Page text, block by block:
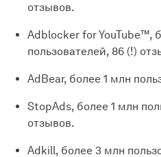
отзывов.
Adblocker for YouTube™,
пользователей, 86 (!)
AdBear, более 1 млн
StopAds, более 1 млн
отзывов.
Adkill, более 3 млн